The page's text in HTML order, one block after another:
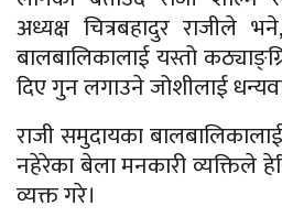
अध्यक्ष चित्रबहादुर राजीले
बालबालिकालाई यस्तो
दिए गुन लगाउने जोशीलाई
राजी समुदायका
नहेरेका बेला मनकारी व्यक्तिले
व्यक्त गरे।